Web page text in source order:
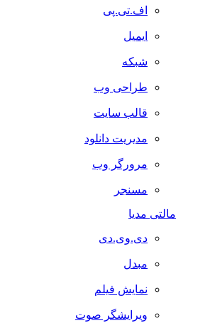
اف.تی.پی
ایمیل
شبکه
طراحی وب
قالب سایت
مدیریت دانلود
مرورگر وب
مسنجر
مالتی مدیا
دی.وی.دی
مبدل
نمایش فیلم
ویرایشگر صوت